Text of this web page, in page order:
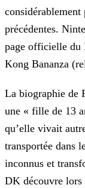
considérablement
précédentes.
page officielle du
Kong Bananza
La biographie de
une « fille de 13
qu’elle vivait
transportée dans
inconnus et
DK découvre lors